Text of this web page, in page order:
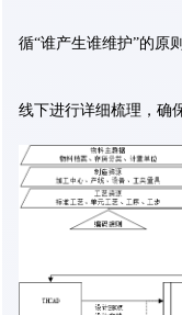
循“谁产生谁维护”的原
线下进行详细梳理，确